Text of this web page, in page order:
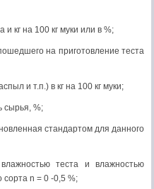
кг на 100 кг муки или в %;
на приготовление теста
и т.п.) в кг на 100 кг муки;
сырья, %;
стандартом для данного
теста и влажностью
n = 0 -0,5 %;